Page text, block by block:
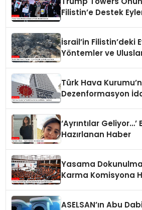
Filistin’e Destek
İsrail’in Filistin’deki
Yöntemler ve
Türk Hava
Dezenformasyon
‘Ayrıntılar Geliyor…’
Hazırlanan Haber
Yasama
Karma Komisyona
ASELSAN’ın Abu